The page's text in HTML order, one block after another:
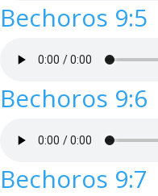
Bechoros 9:5
Bechoros 9:6
Bechoros 9:7